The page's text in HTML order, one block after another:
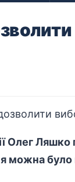
Олег
можна